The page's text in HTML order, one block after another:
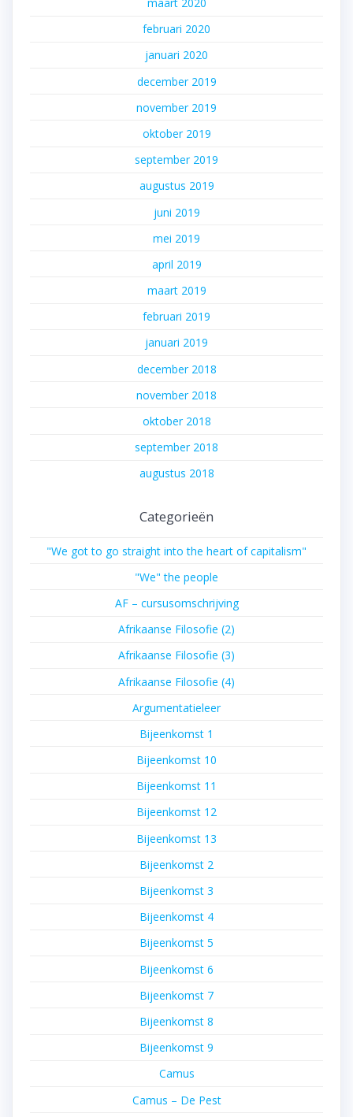
februari 2020
januari 2020
december 2019
november 2019
oktober 2019
september 2019
augustus 2019
juni 2019
mei 2019
april 2019
maart 2019
februari 2019
januari 2019
december 2018
november 2018
oktober 2018
september 2018
augustus 2018
Categorieën
"We got to go straight into the heart of capitalism"
"We" the people
AF – cursusomschrijving
Afrikaanse Filosofie (2)
Afrikaanse Filosofie (3)
Afrikaanse Filosofie (4)
Argumentatieleer
Bijeenkomst 1
Bijeenkomst 10
Bijeenkomst 11
Bijeenkomst 12
Bijeenkomst 13
Bijeenkomst 2
Bijeenkomst 3
Bijeenkomst 4
Bijeenkomst 5
Bijeenkomst 6
Bijeenkomst 7
Bijeenkomst 8
Bijeenkomst 9
Camus
Camus – De Pest